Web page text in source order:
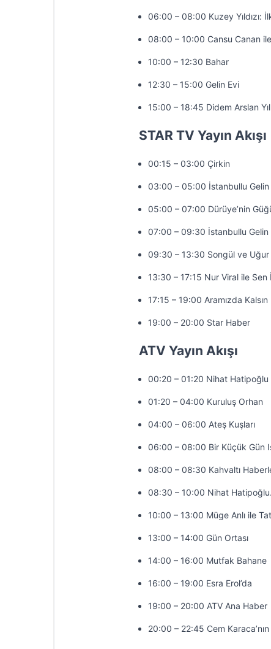
06:00 – 08:00 Kuzey Yıldızı:
08:00 – 10:00 Cansu Canan
10:00 – 12:30 Bahar
12:30 – 15:00 Gelin Evi
15:00 – 18:45 Didem Arslan
STAR TV Yayın Akışı
00:15 – 03:00 Çirkin
03:00 – 05:00 İstanbullu Gelin
05:00 – 07:00 Dürüye’nin
07:00 – 09:30 İstanbullu Gelin
09:30 – 13:30 Songül ve Uğur
13:30 – 17:15 Nur Viral ile Sen
17:15 – 19:00 Aramızda Kalsın
19:00 – 20:00 Star Haber
ATV Yayın Akışı
00:20 – 01:20 Nihat
01:20 – 04:00 Kuruluş Orhan
04:00 – 06:00 Ateş Kuşları
06:00 – 08:00 Bir Küçük Gün
08:00 – 08:30 Kahvaltı
08:30 – 10:00 Nihat
10:00 – 13:00 Müge Anlı ile
13:00 – 14:00 Gün Ortası
14:00 – 16:00 Mutfak Bahane
16:00 – 19:00 Esra Erol’da
19:00 – 20:00 ATV Ana Haber
20:00 – 22:45 Cem Karaca’nın